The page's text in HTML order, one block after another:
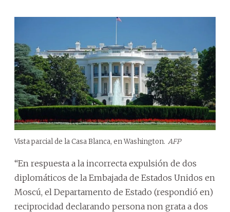
Vista parcial de la Casa Blanca, en Washington. AFP
“En respuesta a la incorrecta expulsión de dos
diplomáticos de la Embajada de Estados Unidos en
Moscú, el Departamento de Estado (respondió en)
reciprocidad declarando persona non grata a dos